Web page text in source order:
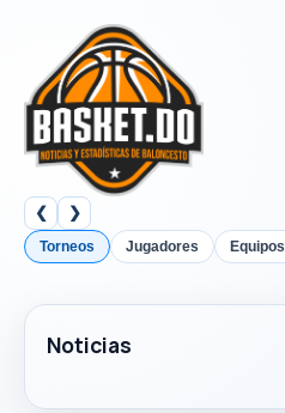
❮ ❯
Torneos Jugadores Equipos
Noticias